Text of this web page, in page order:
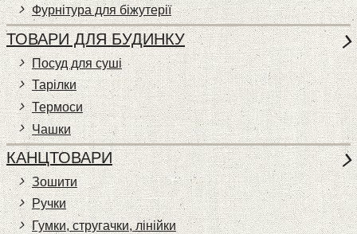
Фурнітура для біжутерії
ТОВАРИ ДЛЯ БУДИНКУ
Посуд для суші
Тарілки
Термоси
Чашки
КАНЦТОВАРИ
Зошити
Ручки
Гумки, стругачки, лінійки